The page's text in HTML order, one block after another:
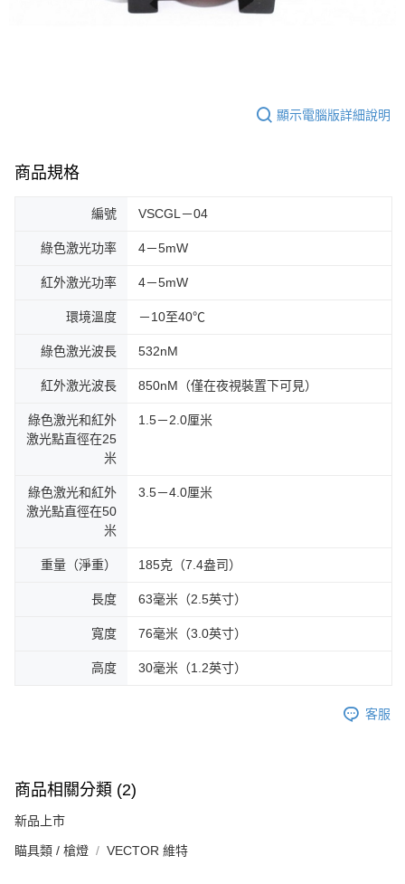
顯示電腦版詳細說明
商品規格
編號 VSCGL－04
綠色激光功率 4－5mW
紅外激光功率 4－5mW
環境溫度 －10至40℃
綠色激光波長 532nM
紅外激光波長 850nM（僅在夜視裝置下可見）
綠色激光和紅外
激光點直徑在25
米
1.5－2.0厘米
綠色激光和紅外
激光點直徑在50
米
3.5－4.0厘米
重量（淨重） 185克（7.4盎司）
長度 63毫米（2.5英寸）
寬度 76毫米（3.0英寸）
高度 30毫米（1.2英寸）
客服
商品相關分類 (2)
新品上市
瞄具類 / 槍燈 VECTOR 維特